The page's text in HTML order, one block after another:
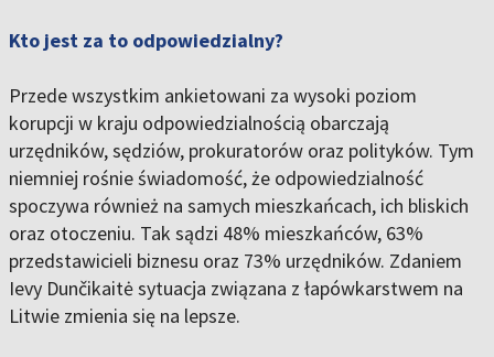
Kto jest za to odpowiedzialny?
Przede wszystkim ankietowani za wysoki poziom
korupcji w kraju odpowiedzialnością obarczają
urzędników, sędziów, prokuratorów oraz polityków. Tym
niemniej rośnie świadomość, że odpowiedzialność
spoczywa również na samych mieszkańcach, ich bliskich
oraz otoczeniu. Tak sądzi 48% mieszkańców, 63%
przedstawicieli biznesu oraz 73% urzędników. Zdaniem
Ievy Dunčikaitė sytuacja związana z łapówkarstwem na
Litwie zmienia się na lepsze.